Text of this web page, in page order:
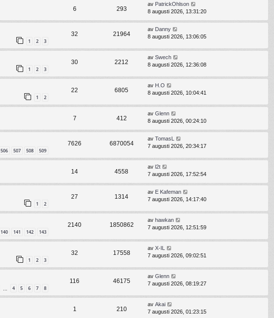
6 293
av PatrickOhlson
8 augusti 2026, 13:31:20
1 2 3
32 21964
av Danny
8 augusti 2026, 13:06:05
1 2 3
30 2212
av Swech
8 augusti 2026, 12:36:08
1 2
22 6805
av H.O
8 augusti 2026, 10:04:41
7 412
av Glenn
8 augusti 2026, 00:24:10
506 507 508 509
7626 6870054
av TomasL
7 augusti 2026, 20:34:17
14 4558
av l2t
7 augusti 2026, 17:52:54
1 2
27 1314
av E Kafeman
7 augusti 2026, 14:17:40
140 141 142 143
2140 1850862
av hawkan
7 augusti 2026, 12:51:59
1 2 3
32 17558
av X-IL
7 augusti 2026, 09:02:51
… 4 5 6 7 8
116 46175
av Glenn
7 augusti 2026, 08:19:27
1 210
av Akai
7 augusti 2026, 01:23:15